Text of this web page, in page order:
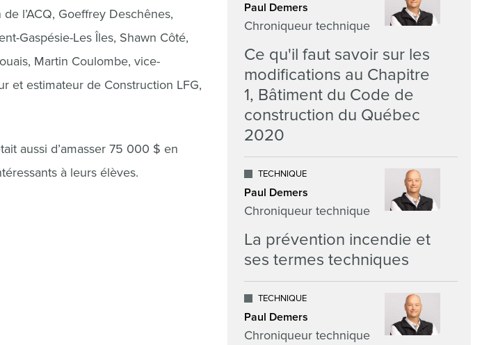
l’ACQ, Goeffrey Deschênes,
Gaspésie-Les Îles, Shawn Côté,
Martin Coulombe, vice-
et estimateur de Construction LFG,
aussi d’amasser 75 000 $ en
à leurs élèves.
Paul Demers
Chroniqueur technique
Ce qu'il faut savoir sur les
modifications au Chapitre
1, Bâtiment du Code de
construction du Québec
2020
TECHNIQUE
Paul Demers
Chroniqueur technique
La prévention incendie et
ses termes techniques
TECHNIQUE
Paul Demers
Chroniqueur technique